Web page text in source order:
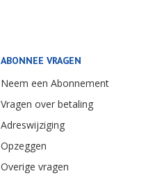
ABONNEE VRAGEN
Neem een Abonnement
Vragen over betaling
Adreswijziging
Opzeggen
Overige vragen